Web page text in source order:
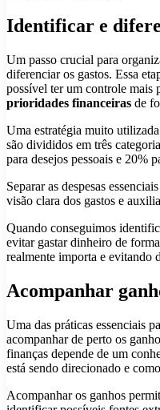
Identificar e
Um passo crucial para
diferenciar os gastos. Essa
possível ter um controle mais
prioridades financeiras de
Uma estratégia muito
são divididos em três
para desejos pessoais e 20%
Separar as despesas
visão clara dos gastos e
Quando conseguimos
evitar gastar dinheiro de
realmente importa e evitando
Acompanhar
Uma das práticas essenciais
acompanhar de perto os
finanças depende de um
está sendo direcionado e
Acompanhar os ganhos